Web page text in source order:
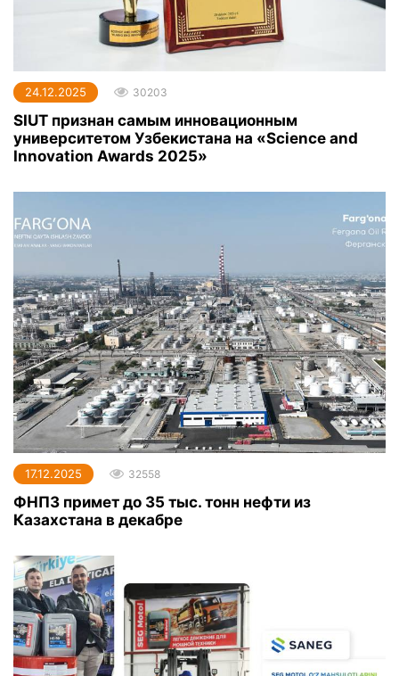
24.12.2025 30203
SIUT признан самым инновационным
университетом Узбекистана на «Science and
Innovation Awards 2025»
17.12.2025 32558
ФНПЗ примет до 35 тыс. тонн нефти из
Казахстана в декабре